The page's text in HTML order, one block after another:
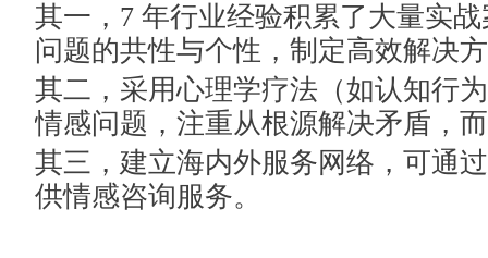
其一，7 年行业经验积累了大量实
问题的共性与个性，制定高效解决
其二，采用心理学疗法（如认知行
情感问题，注重从根源解决矛盾，
其三，建立海内外服务网络，可通
供情感咨询服务。